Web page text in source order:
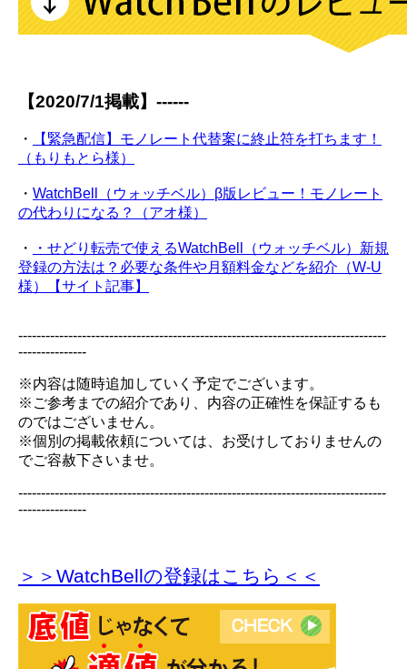
【2020/7/1掲載】------
・
【緊急配信】モノレート代替案に終止符を打ちます！
（もりもとら様）
・ WatchBell（ウォッチベル）β版レビュー！モノレート
の代わりになる？（アオ様）
・
・せどり転売で使えるWatchBell（ウォッチベル）新規
登録の方法は？必要な条件や月額料金などを紹介（W-U
様）【サイト記事】
---------------------------------------------------------------------------------
---------------
※内容は随時追加していく予定でございます。
※ご参考までの紹介であり、内容の正確性を保証するも
のではございません。
※個別の掲載依頼については、お受けしておりませんの
でご容赦下さいませ。
---------------------------------------------------------------------------------
---------------
＞＞WatchBellの登録はこちら＜＜